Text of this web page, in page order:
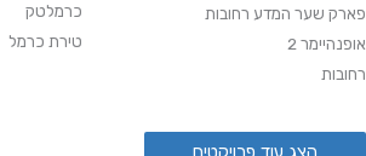
פארק שער המדע רחובות
אופנהיימר 2
רחובות
כרמלטק
טירת כרמל